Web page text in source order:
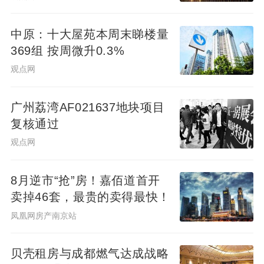
展模式从“速度优先”向“质量优先”转变的必然
要求。在过去的增量发展阶段，城市建设的
核心目标是“快”和“多”；而在存量发展阶段，
城市建设的核心目标是“好”和“精”。城市体检
在于发现问题、解决问题，更在于推动城市
发展理念的深刻变革：推动城市发展从“以物
为本”转向“以人为本”，将群众满意度作为衡
从“粗放管理”转向“精细治理”，运用大数据、
物联网等技术手段，实现城市治理的精准
化、智能化；推动城市更新从“碎片化改造”转
的联系，实现城市整体功能的优化升级。
中原：十大屋苑本周末睇楼量
369组 按周微升0.3%
观点网
广州荔湾AF021637地块项目
复核通过
观点网
8月逆市“抢”房！嘉佰道首开
卖掉46套，最贵的卖得最快！
凤凰网房产南京站
贝壳租房与成都燃气达成战略